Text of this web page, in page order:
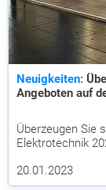
Neuigkeiten:
Angeboten auf
Überzeugen Sie
Elektrotechnik
20.01.2023